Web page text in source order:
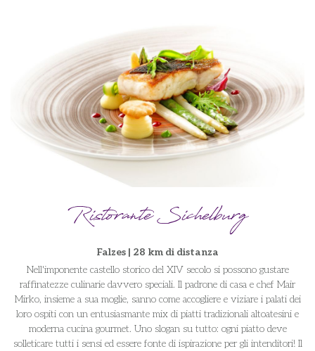
Ristorante Sichelburg
Falzes | 28 km di distanza
Nell'imponente castello storico del XIV secolo si possono gustare
raffinatezze culinarie davvero speciali. Il padrone di casa e chef Mair
Mirko, insieme a sua moglie, sanno come accogliere e viziare i palati dei
loro ospiti con un entusiasmante mix di piatti tradizionali altoatesini e
moderna cucina gourmet. Uno slogan su tutto: ogni piatto deve
solleticare tutti i sensi ed essere fonte di ispirazione per gli intenditori! Il